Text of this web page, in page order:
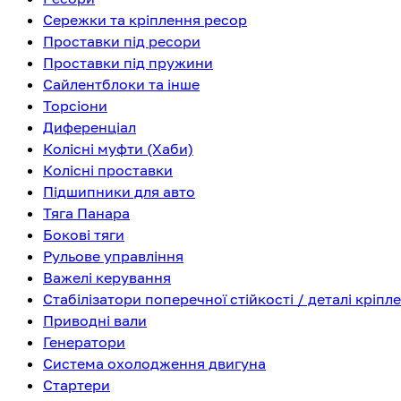
Сережки та кріплення ресор
Проставки під ресори
Проставки під пружини
Сайлентблоки та інше
Торсіони
Диференціал
Колісні муфти (Хаби)
Колісні проставки
Підшипники для авто
Тяга Панара
Бокові тяги
Рульове управління
Важелі керування
Стабілізатори поперечної стійкості / деталі
Приводні вали
Генератори
Система охолодження двигуна
Стартери